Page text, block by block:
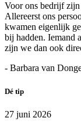
Voor ons bedrijf
Allereerst ons
kwamen eigenlijk
bij hadden. Iemand
zijn we dan ook
- Barbara van
Dé tip
27 juni 2026